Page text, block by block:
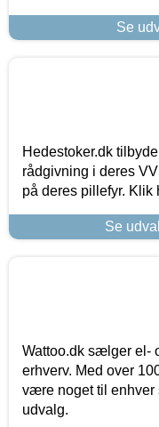
Se
Hedestoker.dk
rådgivning i deres
på deres pillefyr. Klik
Se
Wattoo.dk sælger el-
erhverv. Med over
være noget til enhver
udvalg.